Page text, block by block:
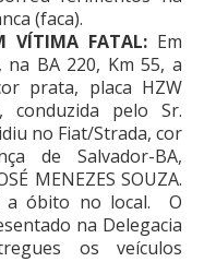
(faca).
VÍTIMA FATAL:Em
BA 220, Km 55, a
prata, placa HZW
conduzida pelo Sr.
no Fiat/Strada, cor
de Salvador-BA,
MENEZES SOUZA.
óbito no local.
O
na Delegacia
os veículos